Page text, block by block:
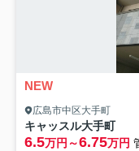
NEW
広島市中区大手町
キャッスル大手町
6.5万円～6.75万円